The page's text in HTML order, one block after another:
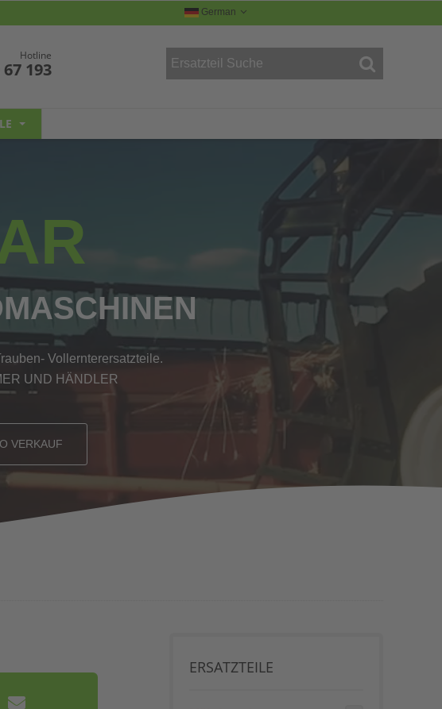
German
Hotline
193
Vollernterersatzteile.
UND HÄNDLER
VERKAUF
ERSATZTEILE